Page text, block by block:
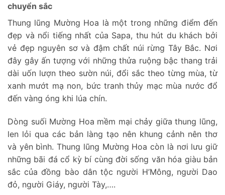
chuyển sắc
Thung lũng Mường Hoa là một trong những điểm đến
đẹp và nổi tiếng nhất của Sapa, thu hút du khách bởi
vẻ đẹp nguyên sơ và đậm chất núi rừng Tây Bắc. Nơi
đây gây ấn tượng với những thửa ruộng bậc thang trải
dài uốn lượn theo sườn núi, đổi sắc theo từng mùa, từ
xanh mướt mạ non, bức tranh thủy mạc mùa nước đổ
đến vàng óng khi lúa chín.
Dòng suối Mường Hoa mềm mại chảy giữa thung lũng,
len lỏi qua các bản làng tạo nên khung cảnh nên thơ
và yên bình. Thung lũng Mường Hoa còn là nơi lưu giữ
những bãi đá cổ kỳ bí cùng đời sống văn hóa giàu bản
sắc của đồng bào dân tộc người H’Mông, người Dao
đỏ, người Giáy, người Tày,….